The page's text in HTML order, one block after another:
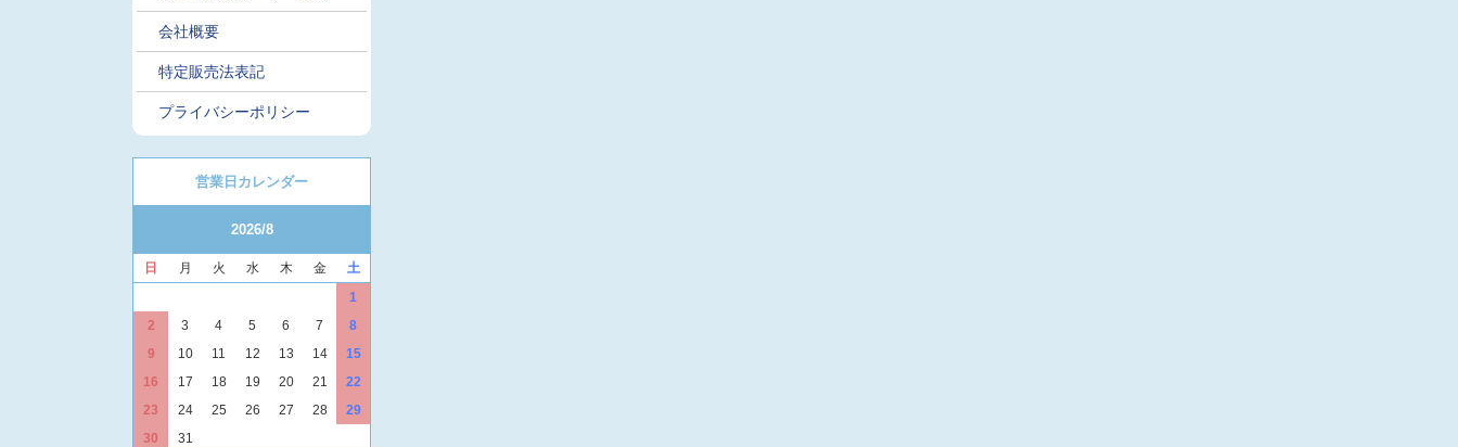
会社概要
特定販売法表記
プライバシーポリシー
営業日カレンダー
2026/8
日 月 火 水 木 金
土
1
2
3 4 5 6 7
8
9
10 11 12 13 14
15
16
17 18 19 20 21
22
23
24 25 26 27 28
29
30
31